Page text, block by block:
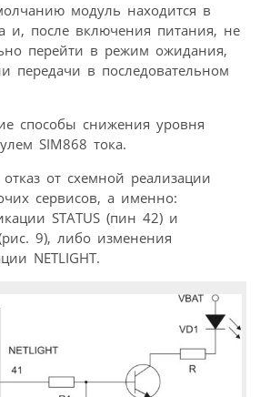
модуль находится в
и, после включения питания, не
перейти в режим ожидания,
передачи в последовательном
способы снижения уровня
SIM868 тока.
от схемной реализации
сервисов, а именно:
STATUS (пин 42) и
9), либо изменения
NETLIGHT.